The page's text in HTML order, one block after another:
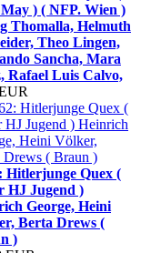
) ( NFP. Wien )
Thomalla, Helmuth
Theo Lingen,
Sancha, Mara
Rafael Luis Calvo,
Hitlerjunge Quex (
HJ Jugend )
George, Heini
Berta Drews (
)